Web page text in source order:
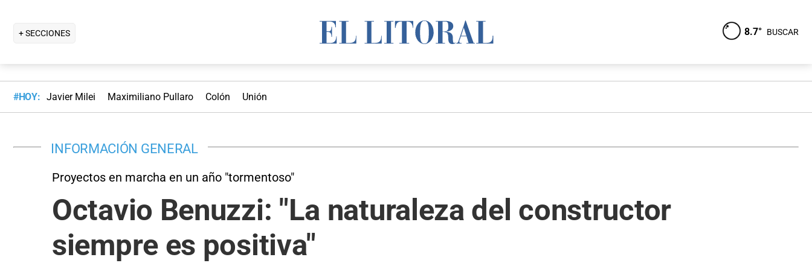
+ SECCIONES 8.7° BUSCAR
#HOY: Javier Milei Maximiliano Pullaro Colón Unión
INFORMACIÓN GENERAL
Proyectos en marcha en un año "tormentoso"
Octavio Benuzzi: "La naturaleza del constructor
siempre es positiva"